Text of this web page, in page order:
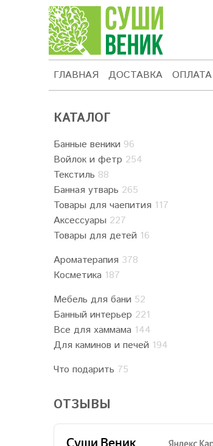
ГЛАВНАЯ ДОСТАВКА ОПЛАТА
КАТАЛОГ
Банные веники 96
Войлок и фетр 254
Текстиль 88
Банная утварь 265
Товары для чаепития 117
Аксессуары 227
Товары для детей 16
Ароматерапия 378
Косметика 187
Мебель для бани 52
Банный интерьер 221
Все для хаммама 144
Для каминов и печей 194
Что подарить 75
ОТЗЫВЫ